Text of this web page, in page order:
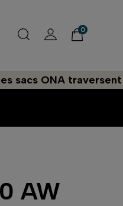
0
ONA traversent
AW